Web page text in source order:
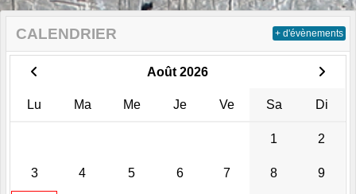
CALENDRIER
Août 2026
Lu Ma Me Je Ve Sa Di
1 2
3 4 5 6 7 8 9
+ d'évènements